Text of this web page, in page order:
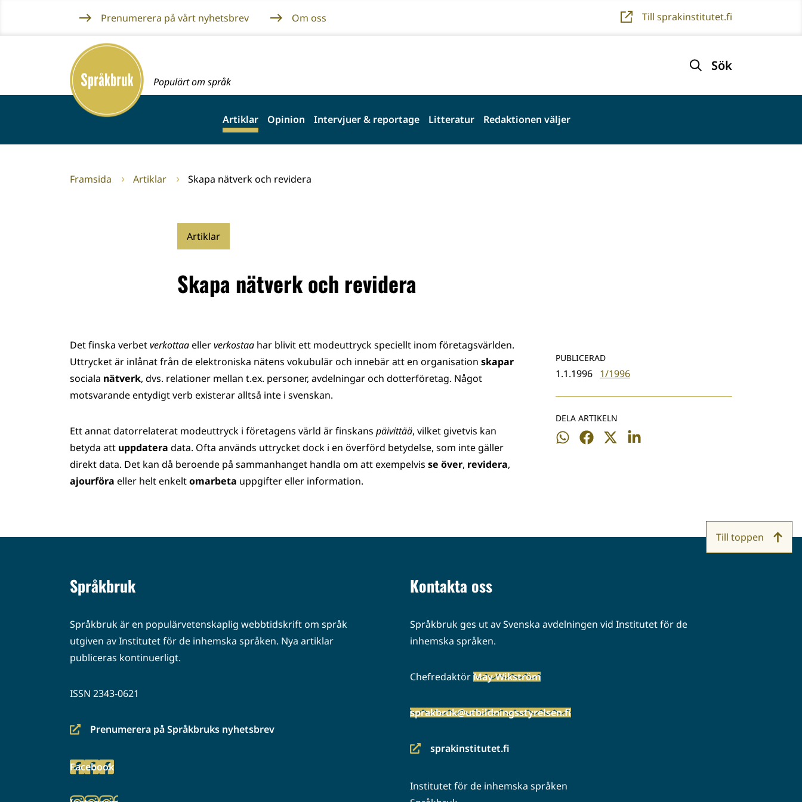
innehållet
Prenumerera på vårt nyhetsbrev Om oss Till sprakinstitutet.fi
Framsida
Populärt om språk
Sök
Artiklar Opinion Intervjuer & reportage Litteratur Redaktionen väljer
Framsida Artiklar Skapa nätverk och revidera
Artiklar
Skapa nätverk och revidera
PUBLICERAD
1.1.1996 1/1996
DELA ARTIKELN
Dela
Dela
Dela
Dela
Det finska verbetverkottaaellerverkostaa har blivit ett modeuttryck speciellt inom företagsvärlden.
Uttrycket är inlånat från de elektroniska nätens vokubulär och innebär att en organisation skapar
sociala nätverk, dvs. relationer mellan t.ex. personer, avdelningar och dotterföretag. Något
motsvarande entydigt verb existerar alltså inte i svenskan.
Ett annat datorrelaterat modeuttryck i företagens värld är finskans päivittää, vilket givetvis kan
betyda att uppdatera data. Ofta används uttrycket dock i en överförd betydelse, som inte gäller
direkt data. Det kan då beroende på sammanhanget handla om att exempelvis se över, revidera,
ajourföra eller helt enkeltomarbeta uppgifter eller information.
Språkbruk
Språkbruk är en populärvetenskaplig webbtidskrift om språk
utgiven av Institutet för de inhemska språken. Nya artiklar
publiceras kontinuerligt.
ISSN 2343-0621
Prenumerera på Språkbruks nyhetsbrev
(siirryt
palveluun)
Facebook
(siirryt
Kontakta oss
Språkbruk ges ut av Svenska avdelningen vid Institutet för de
inhemska språken.
ChefredaktörMay Wikström
sprakbruk@utbildningsstyrelsen.fi
sprakinstitutet.fi
(siirryt
palveluun)
Institutet för de inhemska språken
Till toppen